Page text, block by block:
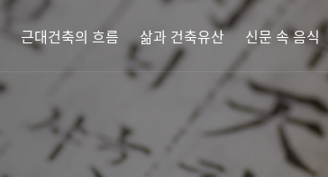
근대건축의 흐름 삶과 건축유산 신문 속 음식